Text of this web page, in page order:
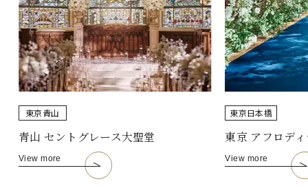
東京青山
青山 セントグレース大聖堂
View more
東京日本橋
東京 アフロデ
View more